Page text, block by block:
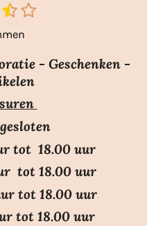
4
t
e
r
e
n
5
t
e
r
e
n
S
m
- Geschenken -
tot 18.00 uur
tot 18.00 uur
tot 18.00 uur
tot 18.00 uur